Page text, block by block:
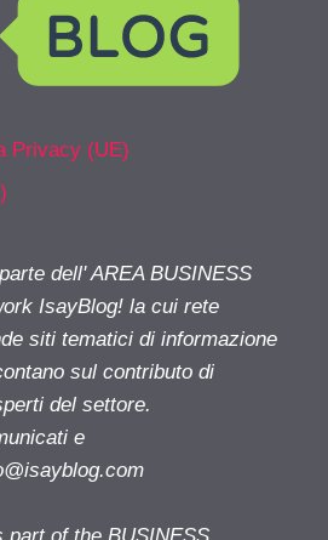
Privacy (UE)
dell' AREA BUSINESS
IsayBlog! la cui rete
siti tematici di informazione
sul contributo di
del settore.
e